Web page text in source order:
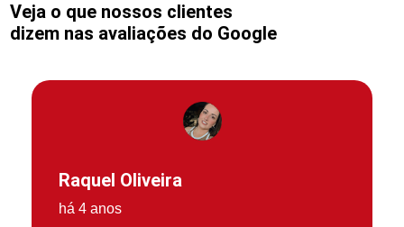
Veja o que nossos clientes
dizem nas avaliações do Google
Raquel Oliveira
há 4 anos